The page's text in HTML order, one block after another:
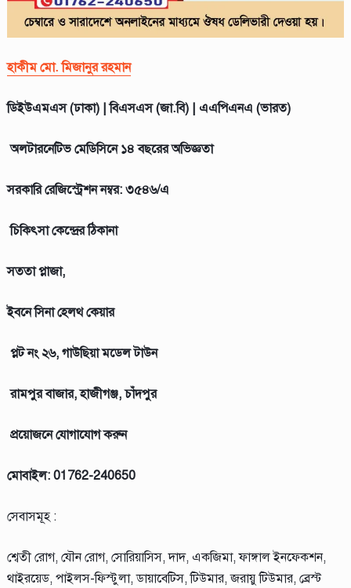
হাকীম মো. মিজানুর রহমান
ডিইউএমএস (ঢাকা) | বিএসএস (জা.বি) | এএপিএনএ (ভারত)
অলটারনেটিভ মেডিসিনে ১৪ বছরের অভিজ্ঞতা
সরকারি রেজিস্ট্রেশন নম্বর: ৩৫৪৬/এ
চিকিৎসা কেন্দ্রের ঠিকানা
সততা প্লাজা,
ইবনে সিনা হেলথ কেয়ার
প্লট নং ২৬, গাউছিয়া মডেল টাউন
রামপুর বাজার, হাজীগঞ্জ, চাঁদপুর
প্রয়োজনে যোগাযোগ করুন
মোবাইল: 01762-240650
সেবাসমূহ :
শ্বেতী রোগ, যৌন রোগ, সোরিয়াসিস, দাদ, একজিমা, ফাঙ্গাল ইনফেকশন,
থাইরয়েড, পাইলস-ফিস্টুলা, ডায়াবেটিস, টিউমার, জরায়ু টিউমার, ব্রেস্ট